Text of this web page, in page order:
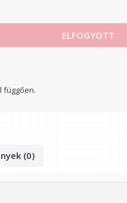
ELFOGYOTT
függően.
(0)